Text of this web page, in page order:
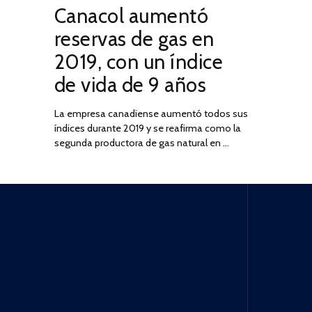
ON
2025
Canacol aumentó
reservas de gas en
2019, con un índice
de vida de 9 años
La empresa canadiense aumentó todos sus
índices durante 2019 y se reafirma como la
segunda productora de gas natural en …